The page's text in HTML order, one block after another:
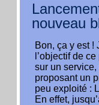
nouveau
Bon, ça y est !
l’objectif de
sur un
proposant un
peu exploité :
En effet,